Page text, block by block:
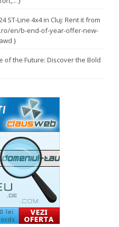
ST-Line 4x4 in Cluj: Rent it from
en/b-end-of-year-offer-new-
}
of the Future: Discover the Bold